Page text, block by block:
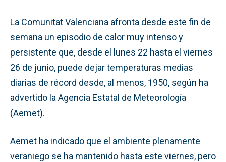
La Comunitat Valenciana afronta desde este fin de
semana un episodio de calor muy intenso y
persistente que, desde el lunes 22 hasta el viernes
26 de junio, puede dejar temperaturas medias
diarias de récord desde, al menos, 1950, según ha
advertido la Agencia Estatal de Meteorología
(Aemet).
Aemet ha indicado que el ambiente plenamente
veraniego se ha mantenido hasta este viernes, pero